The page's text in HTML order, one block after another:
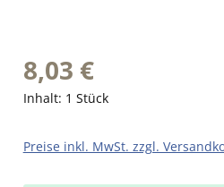
8,03 €
Inhalt: 1 Stück
Preise inkl. MwSt. zzgl.